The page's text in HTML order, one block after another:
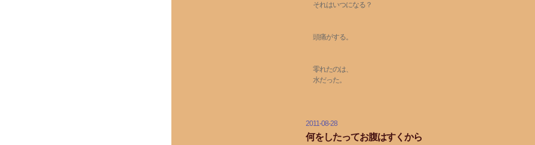
それはいつになる？
頭痛がする。
零れたのは、
水だった。
2011-08-28
何をしたってお腹はすくから